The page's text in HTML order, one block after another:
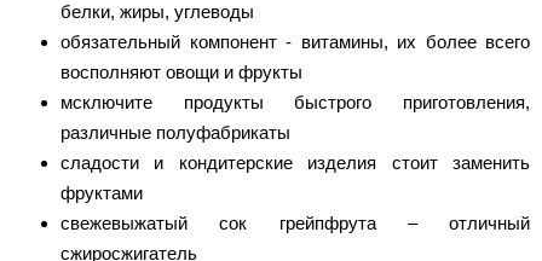
белки, жиры, углеводы
обязательный компонент - витамины, их более всего
восполняют овощи и фрукты
мсключите продукты быстрого приготовления,
различные полуфабрикаты
сладости и кондитерские изделия стоит заменить
фруктами
свежевыжатый сок грейпфрута – отличный
сжиросжигатель